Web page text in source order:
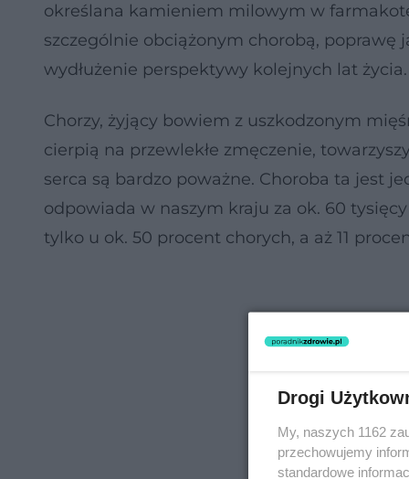
określana kamieniem milowym w
szczególnie obciążonym chorobą,
wydłużenie perspektywy kolejnych lat życia.
Chorzy, żyjący bowiem z uszkodzonym
cierpią na przewlekłe zmęczenie,
serca są bardzo poważne. Choroba ta jest
odpowiada w naszym kraju za ok. 60
tylko u ok. 50 procent chorych, a aż 11
Drogi
My, naszych 1162
przechowujemy
standardowe